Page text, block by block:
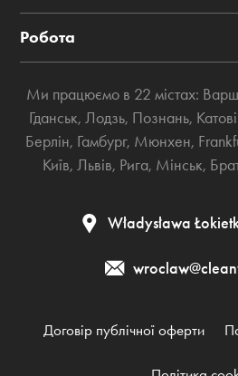
Робота
Ми працюємо в 22 містах:
Гданськ, Лодзь, Познань,
Берлін, Гамбург, Мюнхен,
Київ, Львів, Рига, Мінськ,
Władysława
Договір публічної оферти